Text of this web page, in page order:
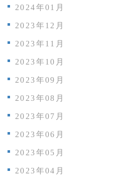
2024年01月
2023年12月
2023年11月
2023年10月
2023年09月
2023年08月
2023年07月
2023年06月
2023年05月
2023年04月